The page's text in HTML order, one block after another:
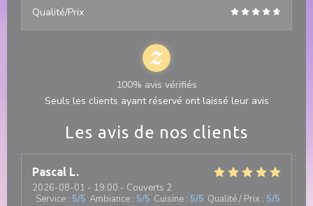
Les avis de nos clients
Pascal L
2026-08-01 - 19:00 - Couverts 2
Service : 5/5 Ambiance : 5/5 Cuisine : 5/5 Qualité / Prix : 5/5
Qualité/Prix
100% avis vérifiés
Seuls les clients ayant réservé ont laissé leur avis